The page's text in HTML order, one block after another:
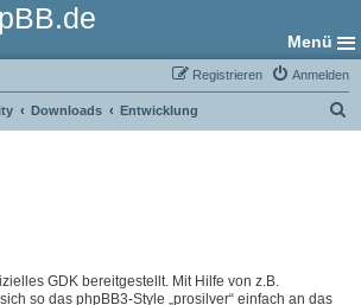
Menü
Anmelden
Registrieren
Downloads Entwicklung
GDK bereitgestellt. Mit Hilfe von z.B.
sich so das phpBB3-Style „prosilver“ einfach an das